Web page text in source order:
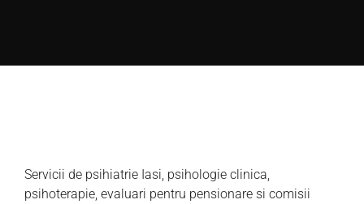
Servicii de psihiatrie Iasi, psihologie clinica,
psihoterapie, evaluari pentru pensionare si comisii